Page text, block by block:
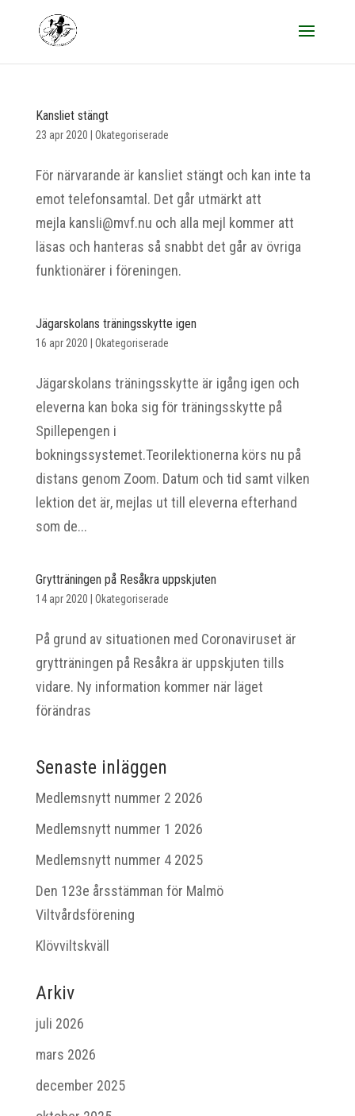
Kansliet stängt
23 apr 2020 Okategoriserade
För närvarande är kansliet stängt och kan inte ta
emot telefonsamtal. Det går utmärkt att
mejla kansli@mvf.nu och alla mejl kommer att
läsas och hanteras så snabbt det går av övriga
funktionärer i föreningen.
Jägarskolans träningsskytte igen
16 apr 2020 Okategoriserade
Jägarskolans träningsskytte är igång igen och
eleverna kan boka sig för träningsskytte på
Spillepengen i
bokningssystemet.Teorilektionerna körs nu på
distans genom Zoom. Datum och tid samt vilken
lektion det är, mejlas ut till eleverna efterhand
som de...
Grytträningen på Resåkra uppskjuten
14 apr 2020 Okategoriserade
På grund av situationen med Coronaviruset är
grytträningen på Resåkra är uppskjuten tills
vidare. Ny information kommer när läget
förändras
Senaste inläggen
Medlemsnytt nummer 2 2026
Medlemsnytt nummer 1 2026
Medlemsnytt nummer 4 2025
Den 123e årsstämman för Malmö
Viltvårdsförening
Klövviltskväll
Arkiv
juli 2026
mars 2026
december 2025